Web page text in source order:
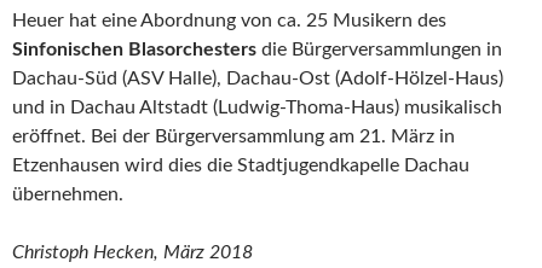
Heuer hat eine Abordnung von ca. 25 Musikern des
Sinfonischen Blasorchesters die Bürgerversammlungen in
Dachau-Süd (ASV Halle), Dachau-Ost (Adolf-Hölzel-Haus)
und in Dachau Altstadt (Ludwig-Thoma-Haus) musikalisch
eröffnet. Bei der Bürgerversammlung am 21. März in
Etzenhausen wird dies die Stadtjugendkapelle Dachau
übernehmen.
Christoph Hecken, März 2018